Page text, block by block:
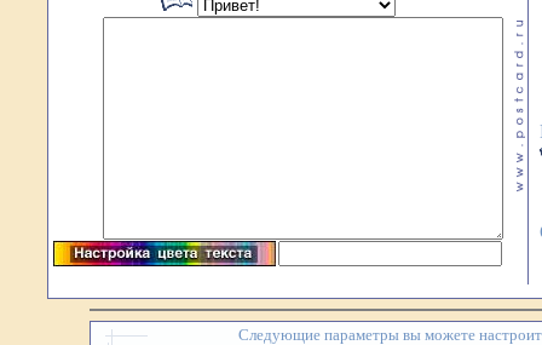
Следующие параметры вы можете